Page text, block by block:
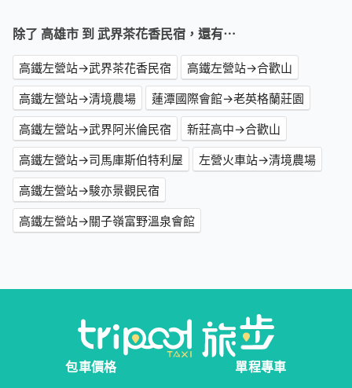
除了 高雄市 到 武界茶花香民宿，還有⋯
高鐵左營站→武界茶花香民宿
高鐵左營站→合歡山
高鐵左營站→清境農場
蓮潭國際會館→老英格蘭莊園
高鐵左營站→武界阿米倫民宿
新莊高中→合歡山
高鐵左營站→司馬庫斯伯特利屋
左營火車站→清境農場
高鐵左營站→駿亦景觀民宿
高鐵左營站→關子嶺富野溫泉會館
包車價格
單程專車